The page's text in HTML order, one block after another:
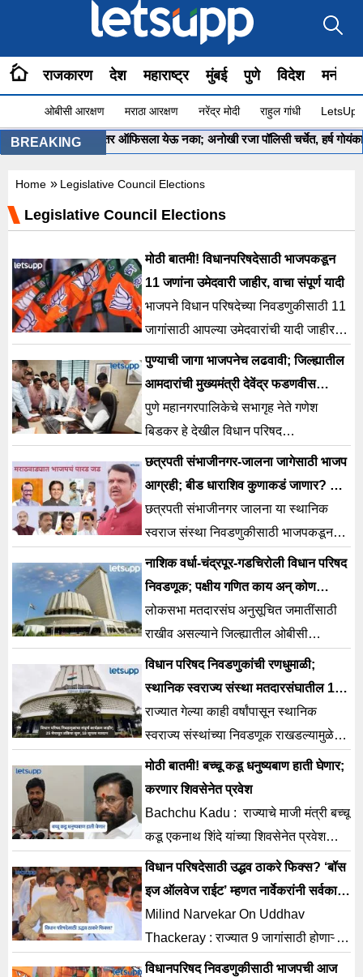
राजकारण देश महाराष्ट्र मुंबई पुणे विदेश
ओबीसी आरक्षण मराठा आरक्षण नरेंद्र मोदी राहुल गांधी
BREAKING
‘अनहॅप्पी’ असाल तर ऑफिसला येऊ नका; अनोखी रजा पॉलिसी चर्चेत, हर्ष गोयंकाही
Home » Legislative Council Elections
Legislative Council Elections
मोठी बातमी! विधानपरिषदेसाठी भाजपकडून
11 जणांना उमेदवारी जाहीर, वाचा संपूर्ण यादी
भाजपने विधान परिषदेच्या निवडणुकीसाठी 11
जागांसाठी आपल्या उमेदवारांची यादी जाहीर
केली आहे.
पुण्याची जागा भाजपनेच लढवावी; जिल्ह्यातील
आमदारांची मुख्यमंत्री देवेंद्र फडणवीस
यांच्याकडे आग्रही मागणी
पुणे महानगरपालिकेचे सभागृह नेते गणेश
बिडकर हे देखील विधान परिषद
निवडणुकीसाठी इच्छुक असून त्यांनी स्थानिक
पातळीवर जोरदार मोर्चेबांधणी सुरू केली आहे.
छत्रपती संभाजीनगर-जालना जागेसाठी भाजप
आग्रही; बीड धाराशिव कुणाकडं जाणार? काय
आहेत गणित?
छत्रपती संभाजीनगर जालना या स्थानिक
स्वराज संस्था निवडणुकीसाठी भाजपकडून
इच्छुकांची यादी मोठी आहे.
नाशिक वर्धा-चंद्रपूर-गडचिरोली विधान परिषद
निवडणूक; पक्षीय गणित काय अन् कोण
इच्छूक?
लोकसभा मतदारसंघ अनुसूचित जमातींसाठी
राखीव असल्याने जिल्ह्यातील ओबीसी
नेतृत्वाला वरिष्ठ स्तरावर संधी मिळत
नसल्याची खंतही इथ बोलून दाखवली जाते.
विधान परिषद निवडणुकांची रणधुमाळी;
स्थानिक स्वराज्य संस्था मतदारसंघातील 17
जागांसाठी 18 जूनला मतदान
राज्यात गेल्या काही वर्षांपासून स्थानिक
स्वराज्य संस्थांच्या निवडणूक राखडल्यामुळे
विधान परिषदेच्या अनेक जागा रिक्त राहिल्या
होत्या.
मोठी बातमी! बच्चू कडू धनुष्यबाण हाती घेणार;
करणार शिवसेनेत प्रवेश
Bachchu Kadu : राज्याचे माजी मंत्री बच्चू
कडू एकनाथ शिंदे यांच्या शिवसेनेत प्रवेश
करणार आहे. तसेच विधान परिषदेसाठी
शिवसेनेकडून उमेदवारी अर्ज
विधान परिषदेसाठी उद्धव ठाकरे फिक्स? ‘बॉस
इज ऑलवेज राईट’ म्हणत नार्वेकरांनी सर्वकाही
सांगितलं
Milind Narvekar On Uddhav
Thackeray : राज्यात 9 जागांसाठी होणाऱ्या
विधान परिषद निवडणुकीमुळे सध्या राजकीय
विधानपरिषद निवडणुकीसाठी भाजपची आज